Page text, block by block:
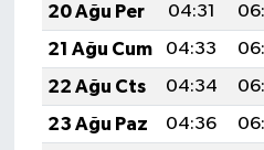
20 Ağu Per
04:31
21 Ağu Cum
04:33
22 Ağu Cts
04:34
23 Ağu Paz
04:36